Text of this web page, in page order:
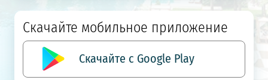
Скачайте мобильное приложение
Скачайте с Google Play